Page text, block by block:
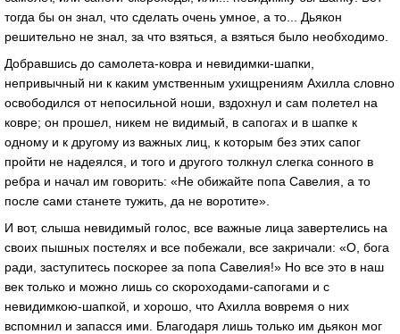
тогда бы он знал, что сделать очень умное, а то... Дьякон
решительно не знал, за что взяться, а взяться было необходимо.
Добравшись до самолета-ковра и невидимки-шапки,
непривычный ни к каким умственным ухищрениям Ахилла словно
освободился от непосильной ноши, вздохнул и сам полетел на
ковре; он прошел, никем не видимый, в сапогах и в шапке к
одному и к другому из важных лиц, к которым без этих сапог
пройти не надеялся, и того и другого толкнул слегка сонного в
ребра и начал им говорить: «Не обижайте попа Савелия, а то
после сами станете тужить, да не воротите».
И вот, слыша невидимый голос, все важные лица завертелись на
своих пышных постелях и все побежали, все закричали: «О, бога
ради, заступитесь поскорее за попа Савелия!» Но все это в наш
век только и можно лишь со скороходами-сапогами и с
невидимкою-шапкой, и хорошо, что Ахилла вовремя о них
вспомнил и запасся ими. Благодаря лишь только им дьякон мог